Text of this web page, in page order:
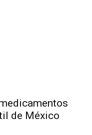
de México